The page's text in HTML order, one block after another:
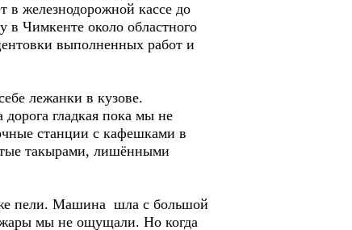
в железнодорожной кассе до
в Чимкенте около областного
выполненных работ и
лежанки в кузове.
гладкая пока мы не
станции с кафешками в
такырами, лишёнными
пели. Машина шла с большой
жары мы не ощущали. Но когда